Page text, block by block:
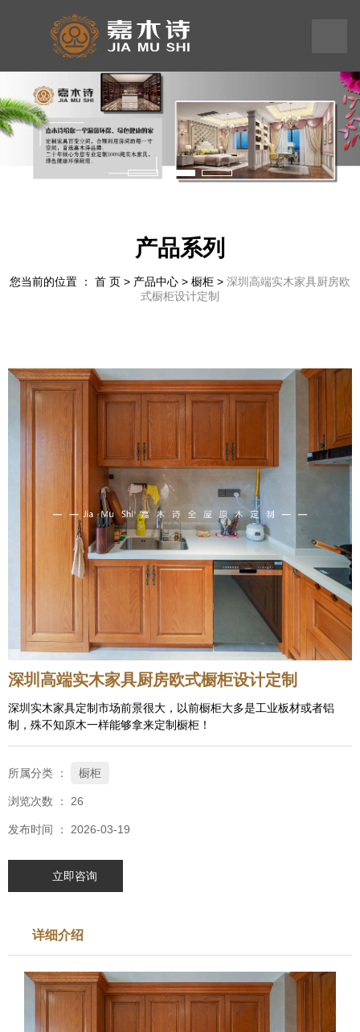
575
58
产品系列
您当前的位置 ： 首 页 > 产品中心 > 橱柜 > 深圳高端实木家具厨房欧
式橱柜设计定制
深圳高端实木家具厨房欧式橱柜设计定制
深圳实木家具定制市场前景很大，以前橱柜大多是工业板材或者铝
制，殊不知原木一样能够拿来定制橱柜！
所属分类 ： 橱柜
浏览次数 ： 26
发布时间 ： 2026-03-19
立即咨询
详细介绍